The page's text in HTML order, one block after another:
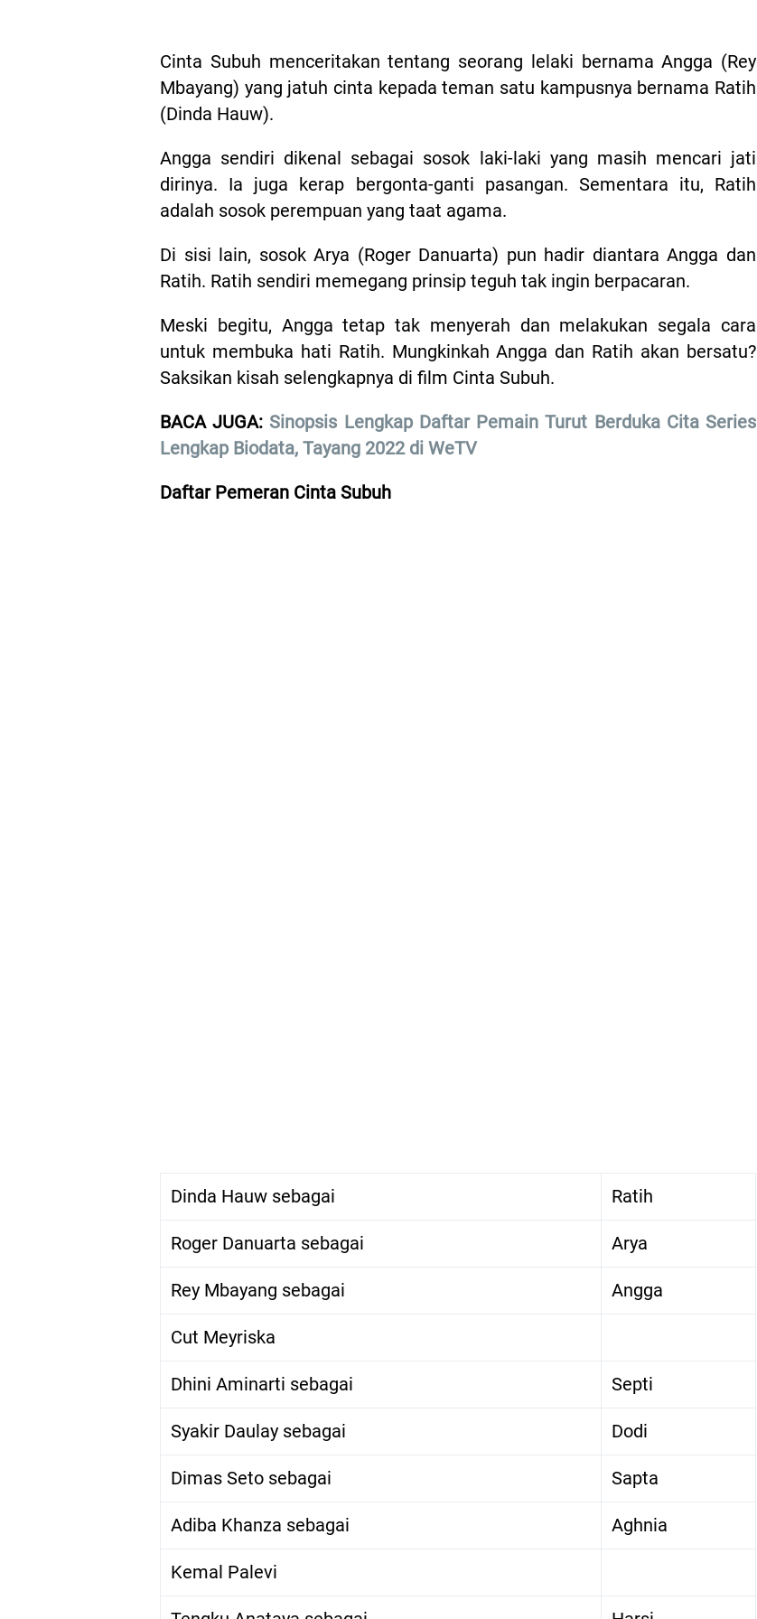
Cinta Subuh menceritakan tentang seorang lelaki bernama Angga (Rey
Mbayang) yang jatuh cinta kepada teman satu kampusnya bernama Ratih
(Dinda Hauw).
Angga sendiri dikenal sebagai sosok laki-laki yang masih mencari jati
dirinya. Ia juga kerap bergonta-ganti pasangan. Sementara itu, Ratih
adalah sosok perempuan yang taat agama.
Di sisi lain, sosok Arya (Roger Danuarta) pun hadir diantara Angga dan
Ratih. Ratih sendiri memegang prinsip teguh tak ingin berpacaran.
Meski begitu, Angga tetap tak menyerah dan melakukan segala cara
untuk membuka hati Ratih. Mungkinkah Angga dan Ratih akan bersatu?
Saksikan kisah selengkapnya di film Cinta Subuh.
BACA JUGA: Sinopsis Lengkap Daftar Pemain Turut Berduka Cita Series
Lengkap Biodata, Tayang 2022 di WeTV
Daftar Pemeran Cinta Subuh
Dinda Hauw sebagai Ratih
Roger Danuarta sebagai Arya
Rey Mbayang sebagai Angga
Cut Meyriska
Dhini Aminarti sebagai Septi
Syakir Daulay sebagai Dodi
Dimas Seto sebagai Sapta
Adiba Khanza sebagai Aghnia
Kemal Palevi